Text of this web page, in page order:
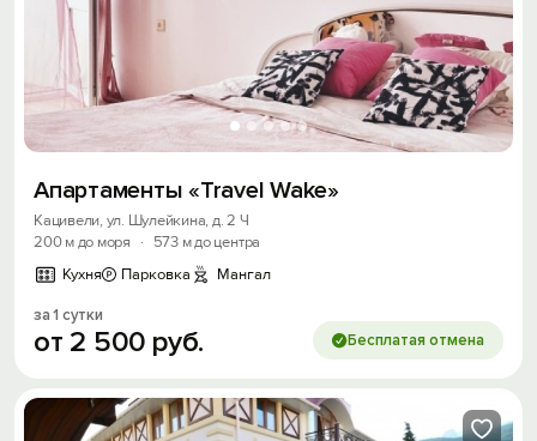
Апартаменты «Travel Wake»
Кацивели, ул. Шулейкина, д. 2 Ч
200 м до моря
·
573 м до центра
Кухня
Парковка Мангал
за 1 сутки
от 2 500 руб. Бесплатая отмена